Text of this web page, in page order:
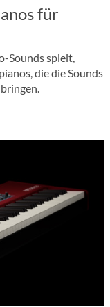
für
Sounds spielt,
die die Sounds